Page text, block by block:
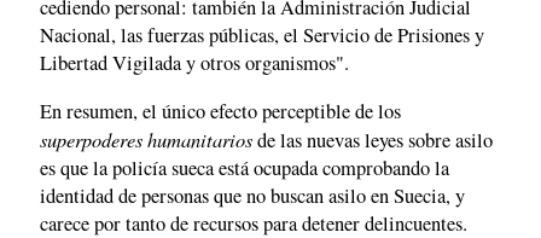
cediendo personal: también la Administración Judicial
Nacional, las fuerzas públicas, el Servicio de Prisiones y
Libertad Vigilada y otros organismos".
En resumen, el único efecto perceptible de los
superpoderes humanitariosde las nuevas leyes sobre asilo
es que la policía sueca está ocupada comprobando la
identidad de personas que no buscan asilo en Suecia, y
carece por tanto de recursos para detener delincuentes.